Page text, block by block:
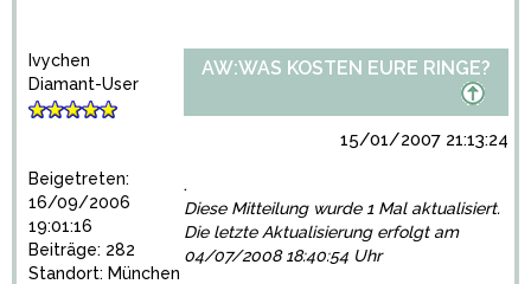
Ivychen
Diamant-User
Beigetreten:
16/09/2006
19:01:16
Beiträge: 282
Standort: München
AW:WAS KOSTEN EURE RINGE?
15/01/2007 21:13:24
.
Diese Mitteilung wurde 1 Mal aktualisiert.
Die letzte Aktualisierung erfolgt am
04/07/2008 18:40:54 Uhr